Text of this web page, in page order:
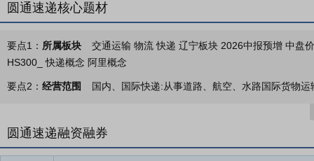
圆通速递核心题材
要点1： 所属板块
交通运输 物流 快递 辽宁板块 2026中报预增 中盘
HS300_ 快递概念 阿里概念
要点2： 经营范围 国内、国际快递:从事道路、航空、水路国际货物
发展，积极布局物流生态，深化拓展国际市场，围绕客户需求提供国
要点4：快递行业
2025年，快递行业发展稳中有进、持续向好，业
圆通速递融资融券